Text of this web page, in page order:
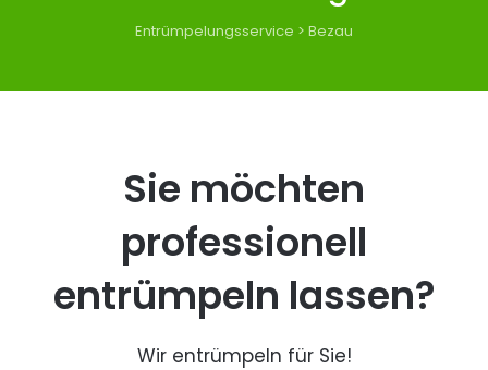
Entrümpelungsservice > Bezau
Sie möchten
professionell
entrümpeln lassen?
Wir entrümpeln für Sie!